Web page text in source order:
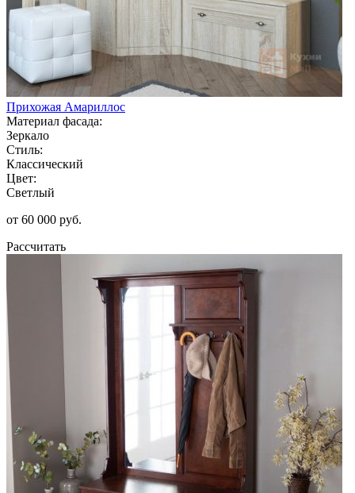
Прихожая Амариллос
Материал фасада:
Зеркало
Стиль:
Классический
Цвет:
Светлый
от 60 000 руб.
Рассчитать